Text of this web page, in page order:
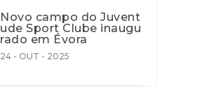
Novo campo do Juvent
ude Sport Clube inaugu
rado em Évora
24 - OUT - 2025